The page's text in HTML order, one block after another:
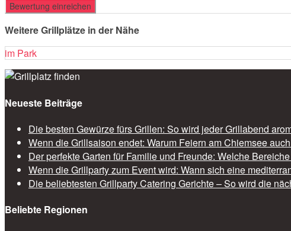
Weitere Grillplätze in der Nähe
im Park
Neueste Beiträge
Die besten Gewürze fürs Grillen: So wird jeder Grillabend
Wenn die Grillsaison endet: Warum Feiern am Chiemsee
Der perfekte Garten für Familie und Freunde: Welche
Wenn die Grillparty zum Event wird: Wann sich eine
Die beliebtesten Grillparty Catering Gerichte – So wird die
Beliebte Regionen